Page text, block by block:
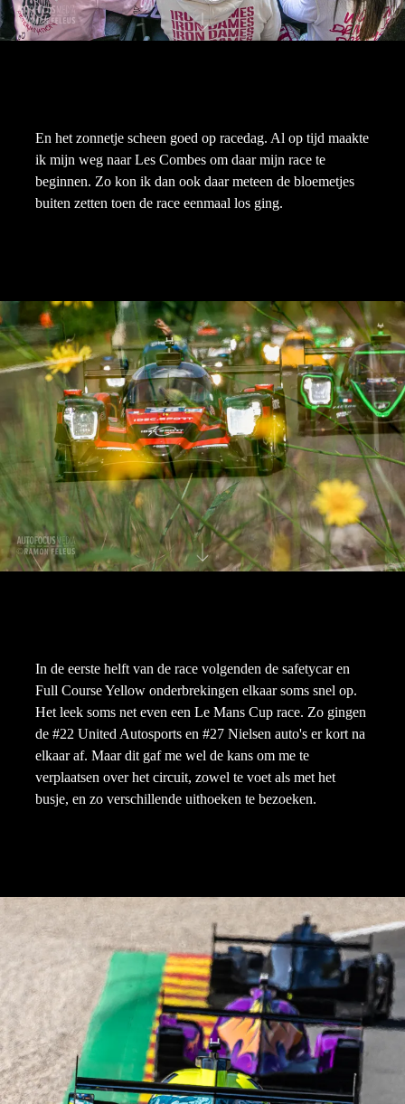
En het zonnetje scheen goed op racedag. Al op tijd maakte
ik mijn weg naar Les Combes om daar mijn race te
beginnen. Zo kon ik dan ook daar meteen de bloemetjes
buiten zetten toen de race eenmaal los ging.
In de eerste helft van de race volgenden de safetycar en
Full Course Yellow onderbrekingen elkaar soms snel op.
Het leek soms net even een Le Mans Cup race. Zo gingen
de #22 United Autosports en #27 Nielsen auto's er kort na
elkaar af. Maar dit gaf me wel de kans om me te
verplaatsen over het circuit, zowel te voet als met het
busje, en zo verschillende uithoeken te bezoeken.